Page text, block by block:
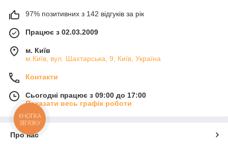
97% позитивних з 142 відгуків за рік
Працює з 02.03.2009
м. Київ
м.Київ, вул. Шахтарська, 9, Київ, Україна
Контакти
Сьогодні працює з 09:00 до 17:00
Показати весь графік роботи
Про нас
КНОПКА
ЗВ'ЯЗКУ